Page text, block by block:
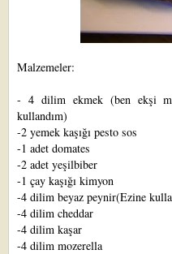
Malzemeler:
- 4 dilim ekmek (ben ekşi
kullandım)
-2 yemek kaşığı pesto sos
-1 adet domates
-2 adet yeşilbiber
-1 çay kaşığı kimyon
-4 dilim beyaz peynir(Ezine
-4 dilim cheddar
-4 dilim kaşar
-4 dilim mozerella